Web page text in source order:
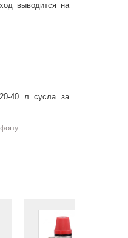
выводится на
20-40 л сусла за